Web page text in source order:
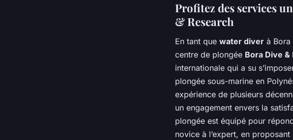
Profitez des services
& Research
En tant que water diver à
centre de plongée Bora Dive &
internationale qui a su
plongée sous-marine en
expérience de plusieurs
un engagement envers la
plongée est équipé pour
novice à l’expert, en